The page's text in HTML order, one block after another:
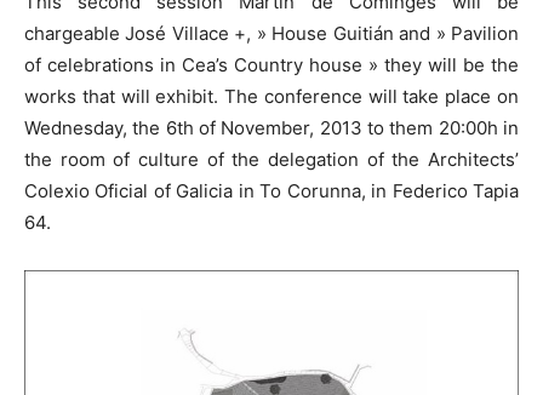
chargeable José Villace +, » House Guitián and » Pavilion
of celebrations in Cea’s Country house » they will be the
works that will exhibit. The conference will take place on
Wednesday, the 6th of November, 2013 to them 20:00h in
the room of culture of the delegation of the Architects’
Colexio Oficial of Galicia in To Corunna, in Federico Tapia
64.